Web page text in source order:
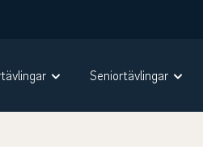
Seniortävlingar